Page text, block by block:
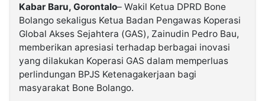
Kabarbaru.co
2026
Kabar Baru, Gorontalo– Wakil Ketua DPRD Bone
Bolango sekaligus Ketua Badan Pengawas Koperasi
Global Akses Sejahtera (GAS), Zainudin Pedro Bau,
memberikan apresiasi terhadap berbagai inovasi
yang dilakukan Koperasi GAS dalam memperluas
perlindungan BPJS Ketenagakerjaan bagi
masyarakat Bone Bolango.